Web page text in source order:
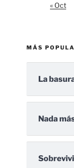
« Oct
MÁS
La
Nada